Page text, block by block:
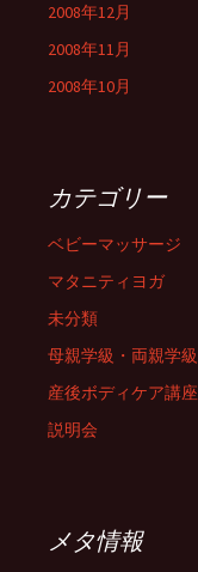
2008年12月
2008年11月
2008年10月
カテゴリー
ベビーマッサージ
マタニティヨガ
未分類
母親学級・両親学級
産後ボディケア講座
説明会
メタ情報